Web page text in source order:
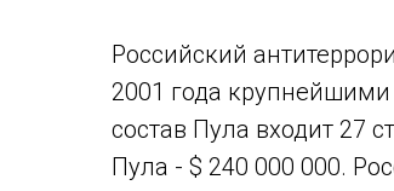
Российский
2001 года
состав Пула входит 27
Пула - $ 240 000 000.